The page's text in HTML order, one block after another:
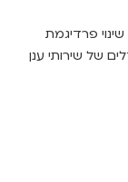
פרדיגמת
של שירותי ענן